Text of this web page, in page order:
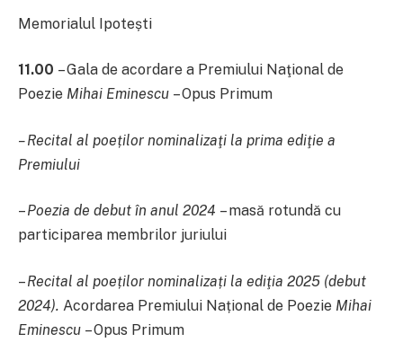
Memorialul Ipotești
11.00 – Gala de acordare a Premiului Naţional de
Poezie Mihai Eminescu – Opus Primum
– Recital al poeților nominalizaţi la prima ediţie a
Premiului
–Poezia de debut în anul 2024 – masă rotundă cu
participarea membrilor juriului
–Recital al poeților nominalizați la ediţia 2025 (debut
2024). Acordarea Premiului Național de Poezie Mihai
Eminescu – Opus Primum